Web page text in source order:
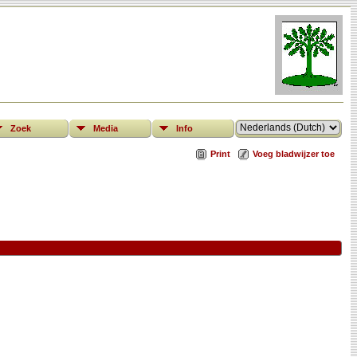
Zoek Media Info
Print Voeg bladwijzer toe